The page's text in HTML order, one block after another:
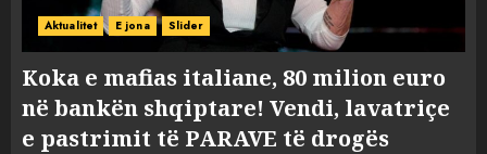
Aktualitet E jona Slider
Koka e mafias italiane, 80 milion euro
në bankën shqiptare! Vendi, lavatriçe
e pastrimit të PARAVE të drogës